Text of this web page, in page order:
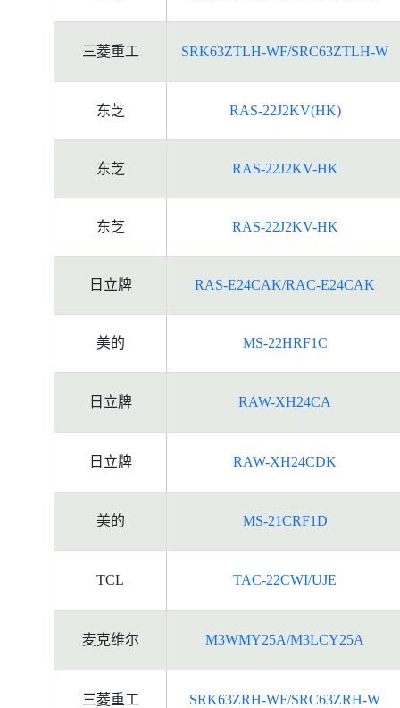
三菱重工 SRK63ZTLH-WF/SRC63ZTLH-W
东芝 RAS-22J2KV(HK)
东芝 RAS-22J2KV-HK
东芝 RAS-22J2KV-HK
日立牌 RAS-E24CAK/RAC-E24CAK
美的 MS-22HRF1C
日立牌 RAW-XH24CA
日立牌 RAW-XH24CDK
美的 MS-21CRF1D
TCL TAC-22CWI/UJE
麦克维尔 M3WMY25A/M3LCY25A
三菱重工 SRK63ZRH-WF/SRC63ZRH-W